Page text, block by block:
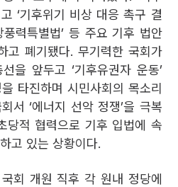
‘기후위기 비상 대응 촉구 결
풍력특별법’ 등 주요 기후 법안
고 폐기됐다. 무기력한 국회가
을 앞두고 ‘기후유권자 운동’
타진하며 시민사회의 목소리
서 ‘에너지 선악 정쟁’을 극복
당적 협력으로 기후 입법에 속
고 있는 상황이다.
회 개원 직후 각 원내 정당에